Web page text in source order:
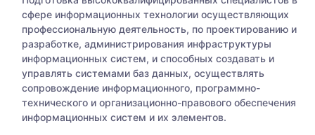
сфере информационных технологии осуществляющих
профессиональную деятельность, по проектированию и
разработке, администрирования инфраструктуры
информационных систем, и способных создавать и
управлять системами баз данных, осуществлять
сопровождение информационного, программно-
технического и организационно-правового обеспечения
информационных систем и их элементов.